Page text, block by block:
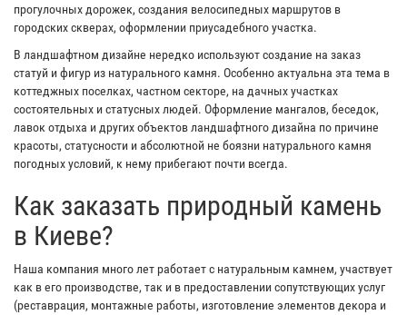
прогулочных дорожек, создания велосипедных маршрутов в
городских скверах, оформлении приусадебного участка.
В ландшафтном дизайне нередко используют создание на заказ
статуй и фигур из натурального камня. Особенно актуальна эта тема в
коттеджных поселках, частном секторе, на дачных участках
состоятельных и статусных людей. Оформление мангалов, беседок,
лавок отдыха и других объектов ландшафтного дизайна по причине
красоты, статусности и абсолютной не боязни натурального камня
погодных условий, к нему прибегают почти всегда.
Как заказать природный камень
в Киеве?
Наша компания много лет работает с натуральным камнем, участвует
как в его производстве, так и в предоставлении сопутствующих услуг
(реставрация, монтажные работы, изготовление элементов декора и